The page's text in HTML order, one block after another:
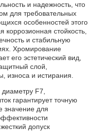
и надежность, что
для требовательных
особенностей этого
коррозионная стойкость,
и стабильную
Хромирование
его эстетический вид,
слой,
износа и истирания.
F7,
гарантирует точную
значение для
допуск